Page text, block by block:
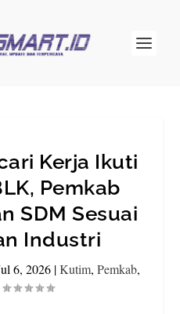
Kerja Ikuti
Pemkab
SDM Sesuai
Industri
6, 2026|Kutim, Pemkab,